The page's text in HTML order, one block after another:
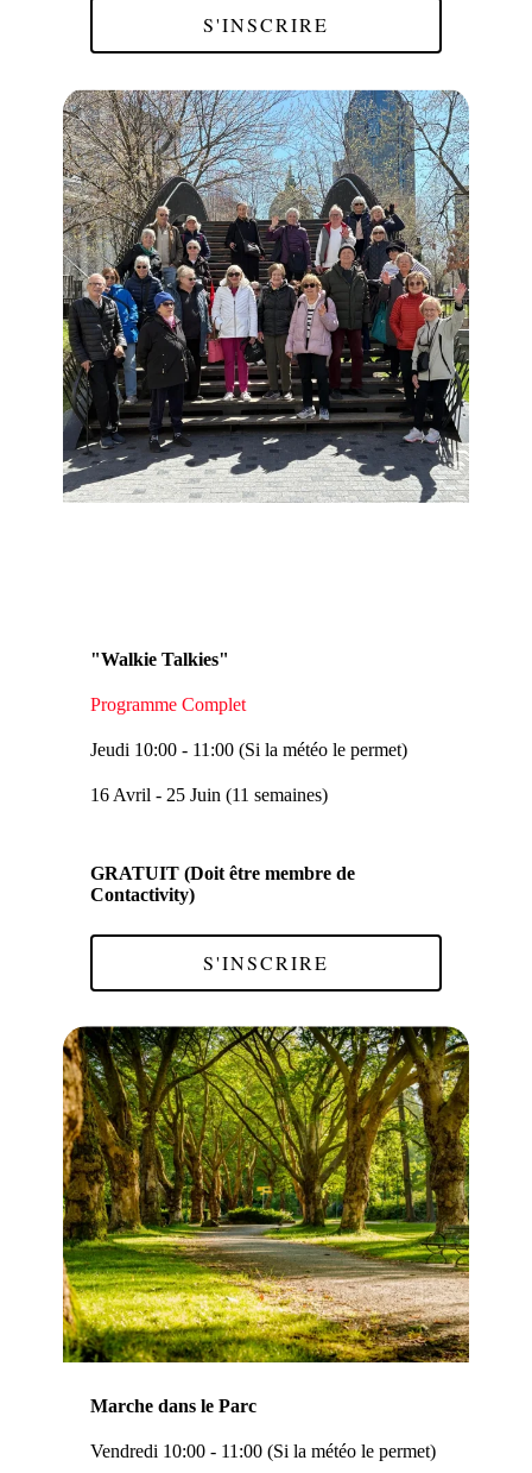
S'INSCRIRE
"Walkie Talkies"
Programme Complet
Jeudi 10:00 - 11:00 (Si la météo le permet)
16 Avril - 25 Juin (11 semaines)
GRATUIT (Doit être membre de
Contactivity)
S'INSCRIRE
Marche dans le Parc
Vendredi 10:00 - 11:00 (Si la météo le permet)